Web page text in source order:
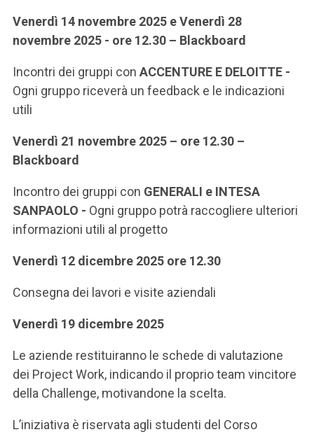
Venerdì 14 novembre 2025 e Venerdì 28
novembre 2025 - ore 12.30 – Blackboard
Incontri dei gruppi con ACCENTURE E DELOITTE -
Ogni gruppo riceverà un feedback e le indicazioni
utili
Venerdì 21 novembre 2025 – ore 12.30 –
Blackboard
Incontro dei gruppi con GENERALI e INTESA
SANPAOLO - Ogni gruppo potrà raccogliere ulteriori
informazioni utili al progetto
Venerdì 12 dicembre 2025 ore 12.30
Consegna dei lavori e visite aziendali
Venerdì 19 dicembre 2025
Le aziende restituiranno le schede di valutazione
dei Project Work, indicando il proprio team vincitore
della Challenge, motivandone la scelta.
L’iniziativa è riservata agli studenti del Corso